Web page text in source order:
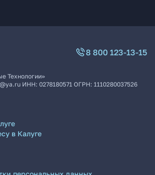
8 800 123-13-15
Технологии»
ИНН: 0278180571 ОГРН: 1110280037526
в Калуге